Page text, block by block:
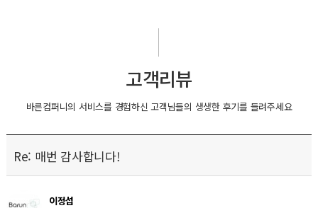
고객리뷰
바른컴퍼니의 서비스를 경험하신 고객님들의 생생한 후기를 들려주세요
Re: 매번 감사합니다!
이정섭